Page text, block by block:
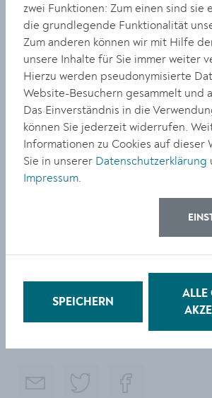
Ausschreibung – Infos zum
Schreibwettbewerb
Teilnahmeberechtigt: Personen
Text / Form: max. 4000 Wörter,
12 Pixel, 1.5 Zeilenabstand, 5-
Ausfertigung, plus
Zeilen)
Einreichfrist: 10.-29. August
persönlich in der Stadtbücherei
Körnermarkt 14, 3500 Krems
Jury: Dr. Herbert Lackner
Ueberreuter) und Mag. Brigitte
Stadtbücherei & Mediathek)
Preise: 250 Euro
Jahresmitgliedschaft für die
Nähere Info:www.krems.at/
zwei Funktionen: Zum einen sind
die grundlegende Funktionalität
Zum anderen können wir mit Hilfe
unsere Inhalte für Sie immer weiter
Hierzu werden pseudonymisierte
Website-Besuchern gesammelt und
Das Einverständnis in die
können Sie jederzeit widerrufen.
Informationen zu Cookies auf dieser
Sie in unserer Datenschutzerklärung
Impressum.
SPEICHERN
ALLE